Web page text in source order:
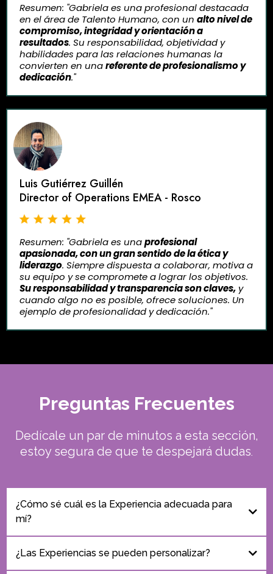
Resumen: "Gabriela es una profesional destacada
en el área de Talento Humano, con un alto nivel de
compromiso, integridad y orientación a
resultados. Su responsabilidad, objetividad y
habilidades para las relaciones humanas la
convierten en unareferente de profesionalismo y
dedicación."
Luis Gutiérrez Guillén
Director of Operations EMEA - Rosco
Resumen: "Gabriela es unaprofesional
apasionada, con un gran sentido de la ética y
liderazgo. Siempre dispuesta a colaborar, motiva a
su equipo y se compromete a lograr los objetivos.
Su responsabilidad y transparencia son claves, y
cuando algo no es posible, ofrece soluciones. Un
ejemplo de profesionalidad y dedicación."
Preguntas Frecuentes
Dedícale un par de minutos a esta sección,
estoy segura de que te despejará dudas.
¿Cómo sé cuál es la Experiencia adecuada para
mí?
necesidades y objetivos. Con esta información, te recomendaré la Experiencia
¿Las Experiencias se pueden personalizar?